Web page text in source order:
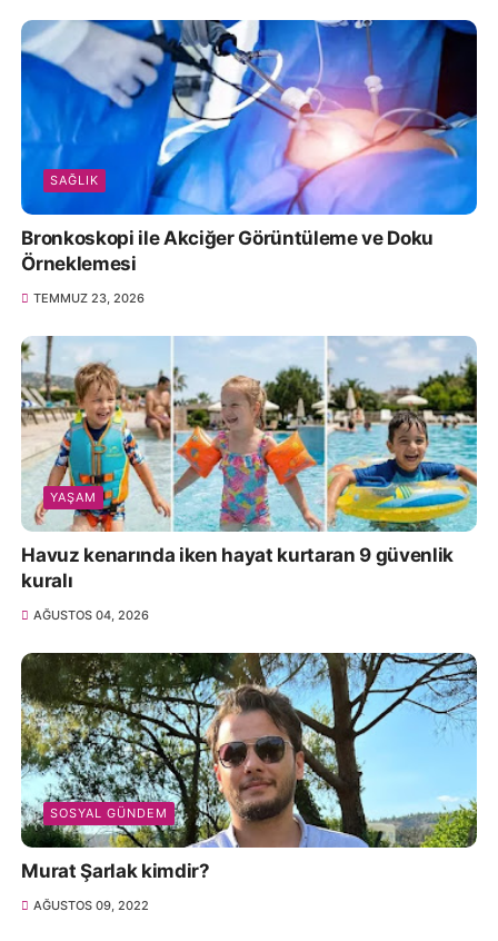
SAĞLIK
Bronkoskopi ile Akciğer Görüntüleme ve Doku
Örneklemesi
TEMMUZ 23, 2026
YAŞAM
Havuz kenarında iken hayat kurtaran 9 güvenlik
kuralı
AĞUSTOS 04, 2026
SOSYAL GÜNDEM
Murat Şarlak kimdir?
AĞUSTOS 09, 2022